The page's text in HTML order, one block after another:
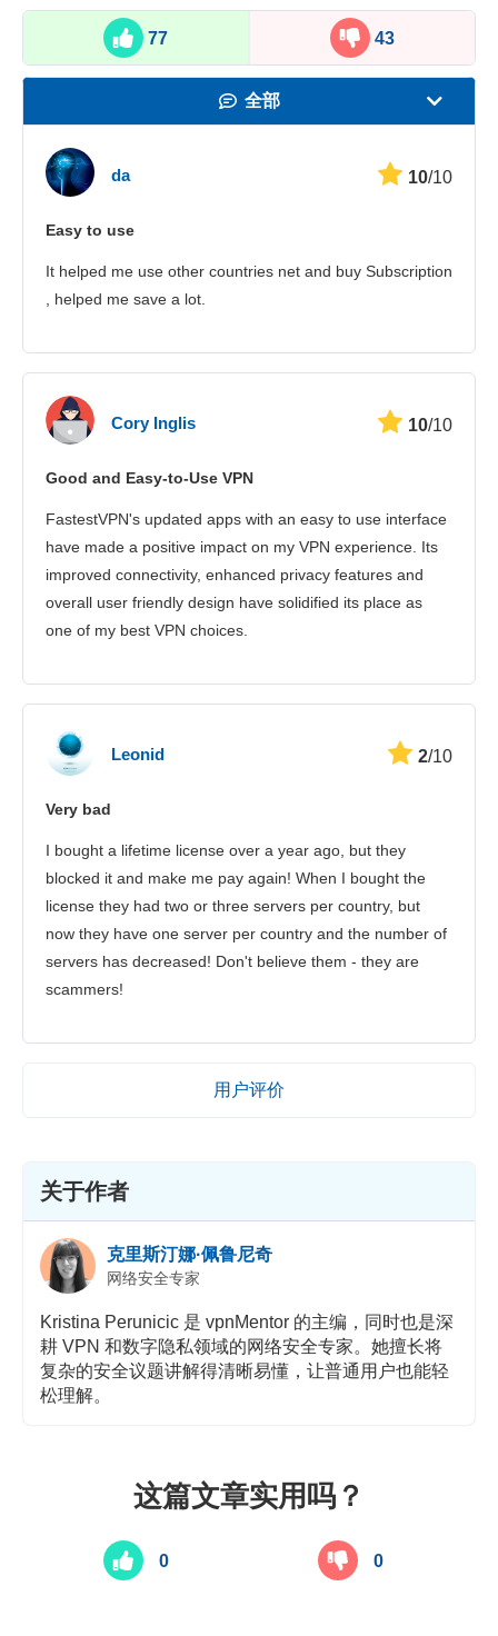
77 43
全部
da 10/10
Easy to use
It helped me use other countries net and buy Subscription
, helped me save a lot.
Cory Inglis 10/10
Good and Easy-to-Use VPN
FastestVPN's updated apps with an easy to use interface
have made a positive impact on my VPN experience. Its
improved connectivity, enhanced privacy features and
overall user friendly design have solidified its place as
one of my best VPN choices.
Leonid 2/10
Very bad
I bought a lifetime license over a year ago, but they
blocked it and make me pay again! When I bought the
license they had two or three servers per country, but
now they have one server per country and the number of
servers has decreased! Don't believe them - they are
scammers!
用户评价
关于作者
克里斯汀娜·佩鲁尼奇
网络安全专家
Kristina Perunicic 是 vpnMentor 的主编，同时也是深
耕 VPN 和数字隐私领域的网络安全专家。她擅长将
复杂的安全议题讲解得清晰易懂，让普通用户也能轻
松理解。
这篇文章实用吗？
0 0